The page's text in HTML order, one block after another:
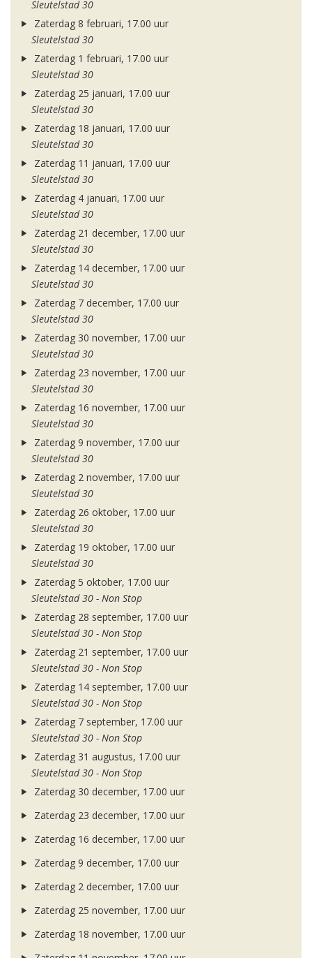
Sleutelstad 30
Zaterdag 8 februari, 17.00 uur
Sleutelstad 30
Zaterdag 1 februari, 17.00 uur
Sleutelstad 30
Zaterdag 25 januari, 17.00 uur
Sleutelstad 30
Zaterdag 18 januari, 17.00 uur
Sleutelstad 30
Zaterdag 11 januari, 17.00 uur
Sleutelstad 30
Zaterdag 4 januari, 17.00 uur
Sleutelstad 30
Zaterdag 21 december, 17.00 uur
Sleutelstad 30
Zaterdag 14 december, 17.00 uur
Sleutelstad 30
Zaterdag 7 december, 17.00 uur
Sleutelstad 30
Zaterdag 30 november, 17.00 uur
Sleutelstad 30
Zaterdag 23 november, 17.00 uur
Sleutelstad 30
Zaterdag 16 november, 17.00 uur
Sleutelstad 30
Zaterdag 9 november, 17.00 uur
Sleutelstad 30
Zaterdag 2 november, 17.00 uur
Sleutelstad 30
Zaterdag 26 oktober, 17.00 uur
Sleutelstad 30
Zaterdag 19 oktober, 17.00 uur
Sleutelstad 30
Zaterdag 5 oktober, 17.00 uur
Sleutelstad 30 - Non Stop
Zaterdag 28 september, 17.00 uur
Sleutelstad 30 - Non Stop
Zaterdag 21 september, 17.00 uur
Sleutelstad 30 - Non Stop
Zaterdag 14 september, 17.00 uur
Sleutelstad 30 - Non Stop
Zaterdag 7 september, 17.00 uur
Sleutelstad 30 - Non Stop
Zaterdag 31 augustus, 17.00 uur
Sleutelstad 30 - Non Stop
Zaterdag 30 december, 17.00 uur
Zaterdag 23 december, 17.00 uur
Zaterdag 16 december, 17.00 uur
Zaterdag 9 december, 17.00 uur
Zaterdag 2 december, 17.00 uur
Zaterdag 25 november, 17.00 uur
Zaterdag 18 november, 17.00 uur